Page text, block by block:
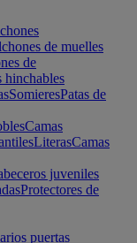
de muelles
de
hinchables
SomieresPatas de
Camas
LiterasCamas
juveniles
Protectores de
puertas